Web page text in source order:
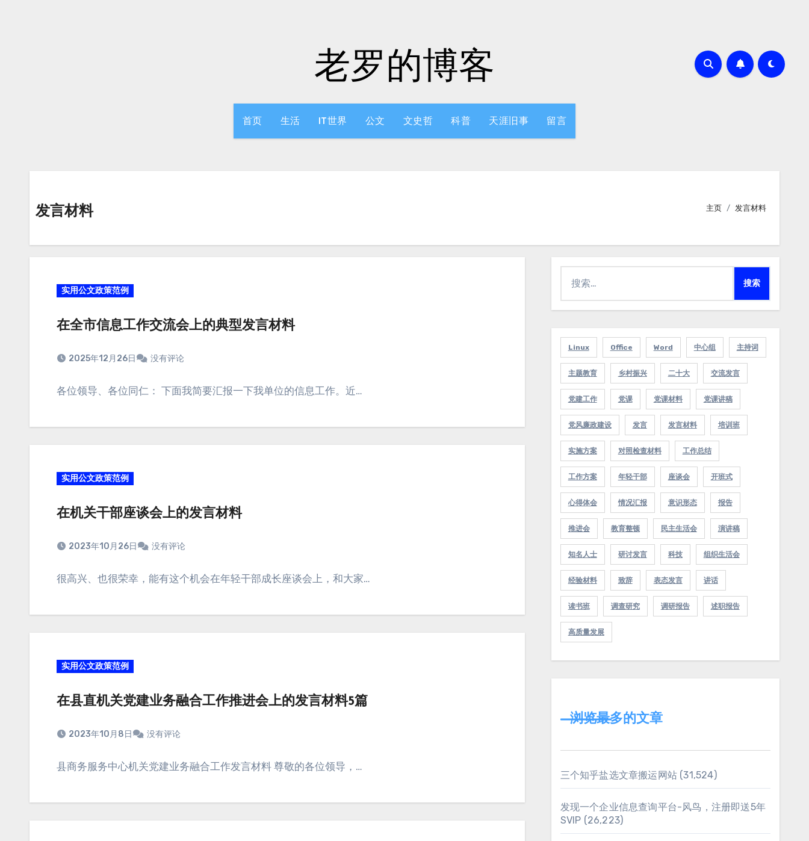
老罗的博客
首页 生活 IT世界 公文 文史哲 科普 天涯旧事 留言
发言材料 主页 发言材料
实用公文政策范例
在全市信息工作交流会上的典型发言材料
2025年12月26日 没有评论
各位领导、各位同仁： 下面我简要汇报一下我单位的信息工作。近…
实用公文政策范例
在机关干部座谈会上的发言材料
2023年10月26日 没有评论
很高兴、也很荣幸，能有这个机会在年轻干部成长座谈会上，和大家…
实用公文政策范例
在县直机关党建业务融合工作推进会上的发言材料5篇
2023年10月8日 没有评论
县商务服务中心机关党建业务融合工作发言材料 尊敬的各位领导，…
索：
Linux Office Word 中心组 主持词
主题教育 乡村振兴 二十大 交流发言
党建工作 党课 党课材料 党课讲稿
党风廉政建设 发言 发言材料 培训班
实施方案 对照检查材料 工作总结
工作方案 年轻干部 座谈会 开班式
心得体会 情况汇报 意识形态 报告
推进会 教育整顿 民主生活会 演讲稿
知名人士 研讨发言 科技 组织生活会
经验材料 致辞 表态发言 讲话
读书班 调查研究 调研报告 述职报告
高质量发展
浏览最多的文章
三个知乎盐选文章搬运网站 (31,524)
发现一个企业信息查询平台-风鸟，注册即送5年
SVIP (26,223)